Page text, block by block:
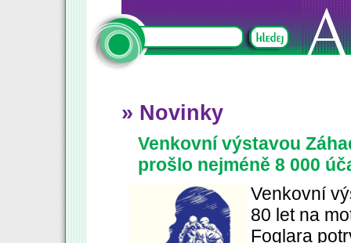
» Novinky
Venkovní výstavou
prošlo nejméně 8 000
Venkovní
80 let na
Foglara